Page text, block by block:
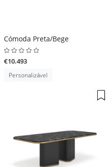
Cómoda Preta/Bege
€10.493
Personalizável